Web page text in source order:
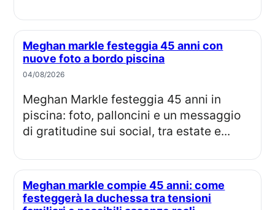
Meghan markle festeggia 45 anni con
nuove foto a bordo piscina
04/08/2026
Meghan Markle festeggia 45 anni in
piscina: foto, palloncini e un messaggio
di gratitudine sui social, tra estate e...
Meghan markle compie 45 anni: come
festeggerà la duchessa tra tensioni